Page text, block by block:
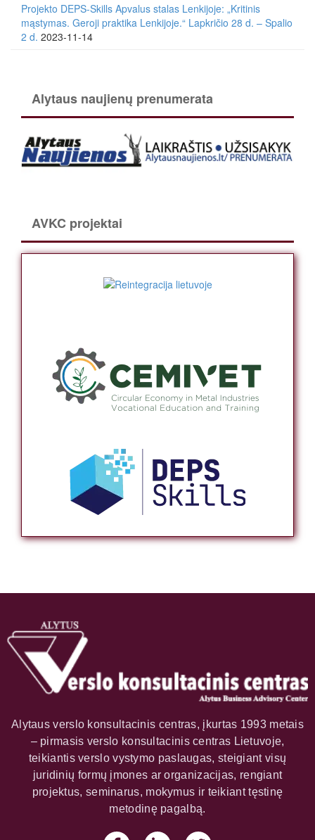
Projekto DEPS-Skills Apvalus stalas Lenkijoje: „Kritinis
mąstymas. Geroji praktika Lenkijoje.“ Lapkričio 28 d. – Spalio
2 d. 2023-11-14
Alytaus naujienų prenumerata
AVKC projektai
Alytaus verslo konsultacinis centras, įkurtas 1993 metais
– pirmasis verslo konsultacinis centras Lietuvoje,
teikiantis verslo vystymo paslaugas, steigiant visų
juridinių formų įmones ar organizacijas, rengiant
projektus, seminarus, mokymus ir teikiant tęstinę
metodinę pagalbą.